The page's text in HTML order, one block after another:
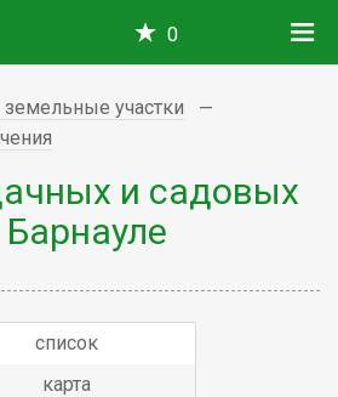
0
земельные участки
и садовых
список
карта